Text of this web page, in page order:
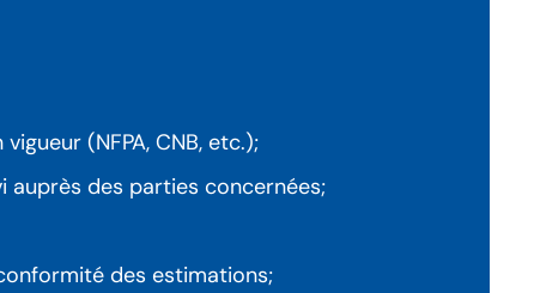
(NFPA, CNB, etc.);
auprès des parties concernées;
des estimations;